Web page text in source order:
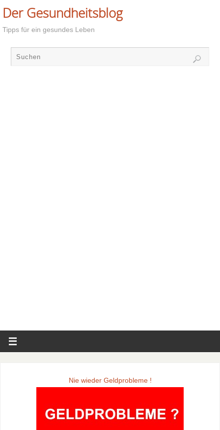
Der Gesundheitsblog
Tipps für ein gesundes Leben
Nie wieder Geldprobleme !